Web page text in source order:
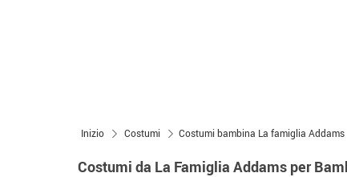
Inizio Costumi Costumi bambina La famiglia Addams
Costumi da La Famiglia Addams per